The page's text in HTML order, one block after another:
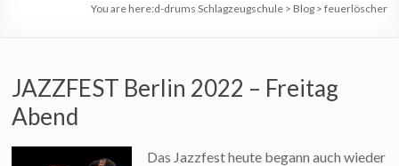
You are here:d-drums Schlagzeugschule> Blog> feuerlöscher
JAZZFEST Berlin 2022 – Freitag
Abend
Das Jazzfest heute begann auch wieder